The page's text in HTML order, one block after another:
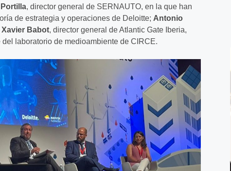
, director general de SERNAUTO, en la que han
de estrategia y operaciones de Deloitte; Antonio
Xavier Babot, director general de Atlantic Gate Iberia,
laboratorio de medioambiente de CIRCE.